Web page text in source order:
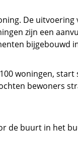
De
zijn een
bijgebouwd
woningen,
bewoners
de buurt in het